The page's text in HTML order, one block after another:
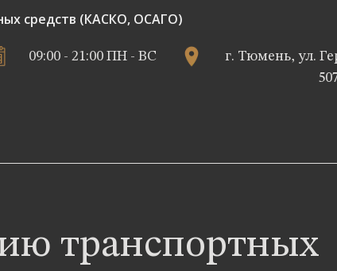
средств (КАСКО, ОСАГО)
транспортных
г. Тюмень, ул.
09:00 - 21:00 ПН - ВС